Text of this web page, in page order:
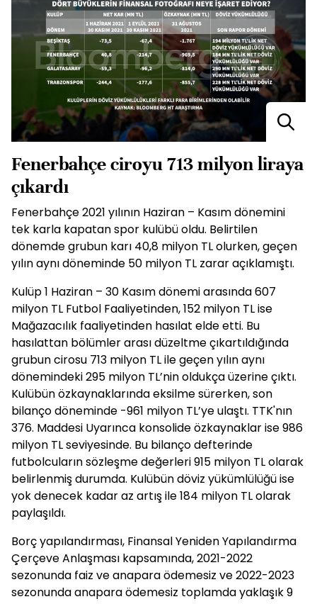
Fenerbahçe ciroyu 713 milyon liraya
çıkardı
Fenerbahçe 2021 yılının Haziran – Kasım dönemini
tek karla kapatan spor kulübü oldu. Belirtilen
dönemde grubun karı 40,8 milyon TL olurken, geçen
yılın aynı döneminde 50 milyon TL zarar açıklamıştı.
Kulüp 1 Haziran – 30 Kasım dönemi arasında 607
milyon TL Futbol Faaliyetinden, 152 milyon TL ise
Mağazacılık faaliyetinden hasılat elde etti. Bu
hasılattan bölümler arası düzeltme çıkartıldığında
grubun cirosu 713 milyon TL ile geçen yılın aynı
dönemindeki 295 milyon TL’nin oldukça üzerine çıktı.
Kulübün özkaynaklarında eksilme sürerken, son
bilanço döneminde -961 milyon TL’ye ulaştı. TTK'nın
376. Maddesi Uyarınca konsolide özkaynaklar ise 986
milyon TL seviyesinde. Bu bilanço defterinde
futbolcuların sözleşme değerleri 915 milyon TL olarak
belirlenmiş durumda. Kulübün döviz yükümlülüğü ise
yok denecek kadar az artış ile 184 milyon TL olarak
paylaşıldı.
Borç yapılandırması, Finansal Yeniden Yapılandırma
Çerçeve Anlaşması kapsamında, 2021-2022
sezonunda faiz ve anapara ödemesiz ve 2022-2023
sezonunda anapara ödemesiz toplamda yaklaşık 9